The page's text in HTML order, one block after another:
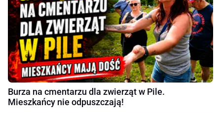
Burza na cmentarzu dla zwierząt w Pile.
Mieszkańcy nie odpuszczają!